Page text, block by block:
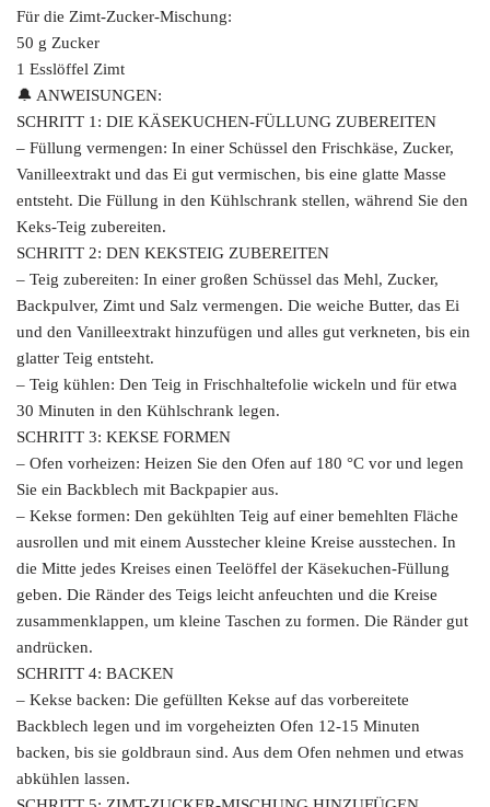
Für die Zimt-Zucker-Mischung:
50 g Zucker
1 Esslöffel Zimt
🔔 ANWEISUNGEN:
SCHRITT 1: DIE KÄSEKUCHEN-FÜLLUNG ZUBEREITEN
– Füllung vermengen: In einer Schüssel den Frischkäse, Zucker,
Vanilleextrakt und das Ei gut vermischen, bis eine glatte Masse
entsteht. Die Füllung in den Kühlschrank stellen, während Sie den
Keks-Teig zubereiten.
SCHRITT 2: DEN KEKSTEIG ZUBEREITEN
– Teig zubereiten: In einer großen Schüssel das Mehl, Zucker,
Backpulver, Zimt und Salz vermengen. Die weiche Butter, das Ei
und den Vanilleextrakt hinzufügen und alles gut verkneten, bis ein
glatter Teig entsteht.
– Teig kühlen: Den Teig in Frischhaltefolie wickeln und für etwa
30 Minuten in den Kühlschrank legen.
SCHRITT 3: KEKSE FORMEN
– Ofen vorheizen: Heizen Sie den Ofen auf 180 °C vor und legen
Sie ein Backblech mit Backpapier aus.
– Kekse formen: Den gekühlten Teig auf einer bemehlten Fläche
ausrollen und mit einem Ausstecher kleine Kreise ausstechen. In
die Mitte jedes Kreises einen Teelöffel der Käsekuchen-Füllung
geben. Die Ränder des Teigs leicht anfeuchten und die Kreise
zusammenklappen, um kleine Taschen zu formen. Die Ränder gut
andrücken.
SCHRITT 4: BACKEN
– Kekse backen: Die gefüllten Kekse auf das vorbereitete
Backblech legen und im vorgeheizten Ofen 12-15 Minuten
backen, bis sie goldbraun sind. Aus dem Ofen nehmen und etwas
abkühlen lassen.